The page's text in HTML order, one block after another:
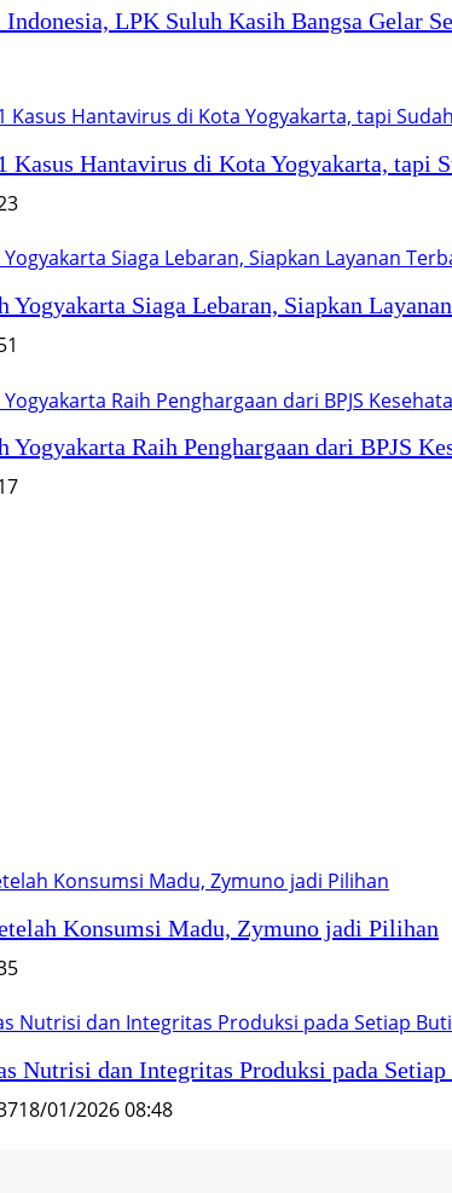
LPK Suluh Kasih Bangsa Gelar
Kasus Hantavirus di Kota Yogyakarta, tapi
Siaga Lebaran, Siapkan
Raih Penghargaan dari BPJS
Konsumsi Madu, Zymuno jadi Pilihan
Nutrisi dan Integritas Produksi pada
18/01/2026 08:48